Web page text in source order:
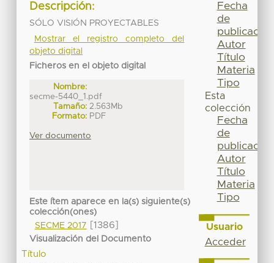
Descripción:
SÓLO VISIÓN PROYECTABLES
Mostrar el registro completo del
objeto digital
Ficheros en el objeto digital
Nombre:
secme-5440_1.pdf
Tamaño: 2.563Mb
Formato: PDF
Ver documento
Este ítem aparece en la(s) siguiente(s)
colección(ones)
SECME 2017
[1386]
Visualización del Documento
Título
Fecha
de
publicación
Autor
Título
Materia
Tipo
Esta
colección
Fecha
de
publicación
Autor
Título
Materia
Tipo
Usuario
Acceder